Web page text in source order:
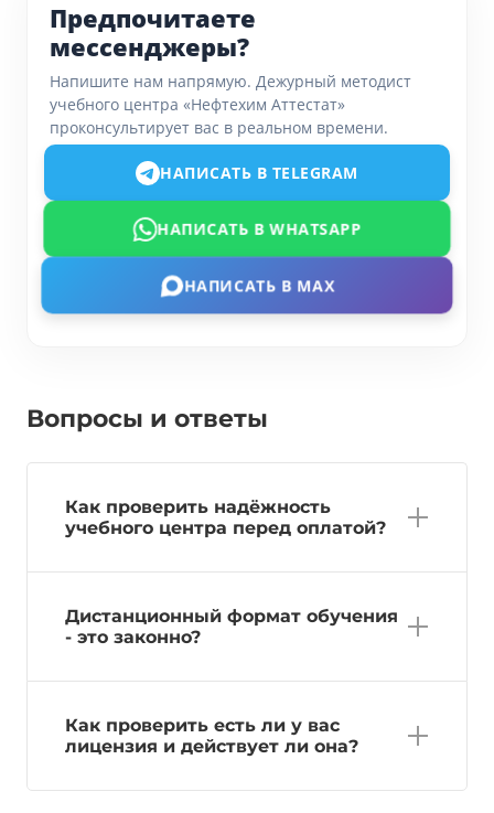
Предпочитаете
мессенджеры?
Напишите нам напрямую. Дежурный методист
учебного центра «Нефтехим Аттестат»
проконсультирует вас в реальном времени.
НАПИСАТЬ В TELEGRAM
НАПИСАТЬ В WHATSAPP
НАПИСАТЬ В MAX
Вопросы и ответы
Как проверить надёжность
учебного центра перед оплатой?
Дистанционный формат обучения
- это законно?
Как проверить есть ли у вас
лицензия и действует ли она?